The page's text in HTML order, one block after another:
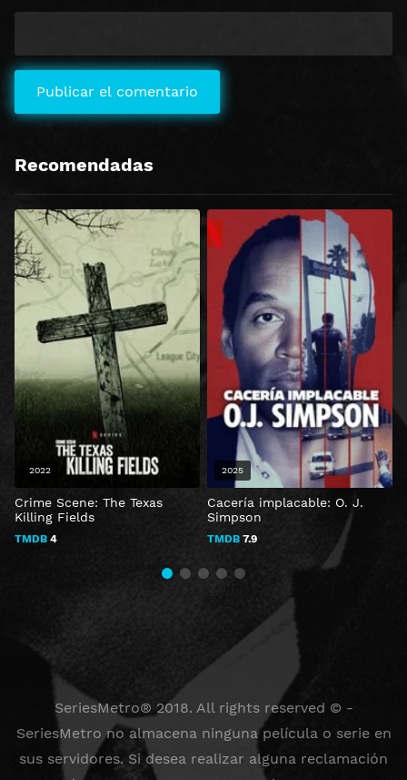
Recomendadas
Crime Scene: The Texas
Killing Fields
TMDB 4
2022
Cacería implacable: O. J.
Simpson
TMDB 7.9
2025
SeriesMetro® 2018. All rights reserved © -
SeriesMetro no almacena ninguna película o serie en
sus servidores. Si desea realizar alguna reclamación